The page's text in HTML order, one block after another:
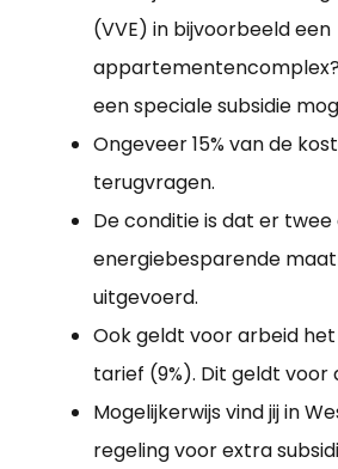
(VVE) in bijvoorbeeld een
een speciale subsidie
Ongeveer 15% van de
terugvragen.
De conditie is dat er
energiebesparende
uitgevoerd.
Ook geldt voor arbeid
tarief (9%). Dit geldt voor
Mogelijkerwijs vind jij in
regeling voor extra